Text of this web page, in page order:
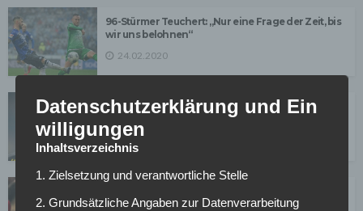
96-Stürmer Teuchert: „Nur eine Frage der Zeit, bis
wir uns belohnen“
24.02.2020
Alexander Isak: „Dortmund ist meine
24.02.2020
Livestream
Datenschutzerklärung und Ein
willigungen
Inhaltsverzeichnis
1. Zielsetzung und verantwortliche Stelle
2. Grundsätzliche Angaben zur Datenverarbeitung